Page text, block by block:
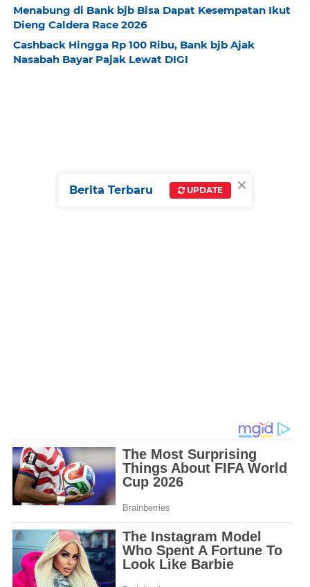
Menabung di Bank bjb Bisa Dapat Kesempatan Ikut
Dieng Caldera Race 2026
Cashback Hingga Rp 100 Ribu, Bank bjb Ajak
Nasabah Bayar Pajak Lewat DIGI
×
Berita Terbaru UPDATE